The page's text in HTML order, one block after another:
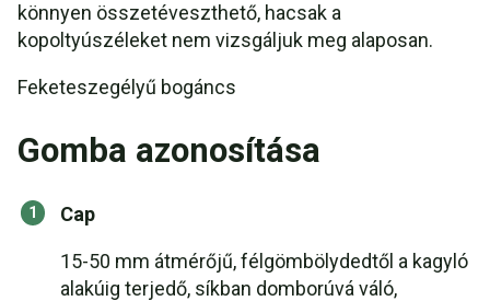
könnyen összetéveszthető, hacsak a
kopoltyúszéleket nem vizsgáljuk meg alaposan.
Feketeszegélyű bogáncs
Gomba azonosítása
Cap
15-50 mm átmérőjű, félgömbölydedtől a kagyló
alakúig terjedő, síkban domborúvá váló,